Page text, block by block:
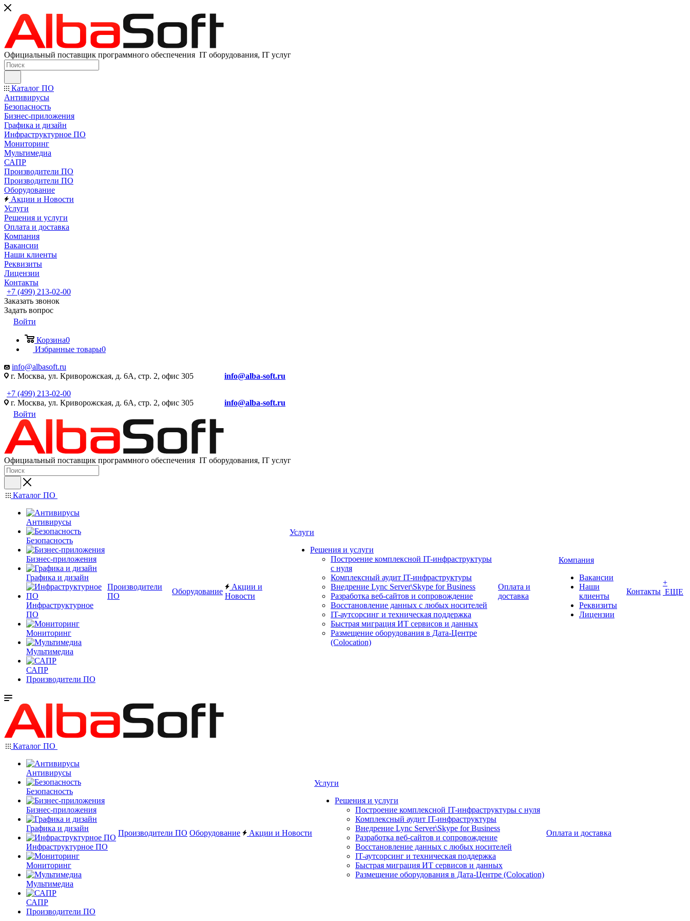
Официальный поставщик программного обеспечения IT оборудования, IT услуг
Каталог ПО
Антивирусы
Безопасность
Бизнес-приложения
Графика и дизайн
Инфраструктурное ПО
Мониторинг
Мультимедиа
САПР
Производители ПО
Производители ПО
Оборудование
Акции и Новости
Услуги
Решения и услуги
Оплата и доставка
Компания
Вакансии
Наши клиенты
Реквизиты
Лицензии
Контакты
+7 (499) 213-02-00
Заказать звонок
Задать вопрос
Войти
Корзина0
Избранные товары0
info@albasoft.ru
г. Москва, ул. Криворожская, д. 6А, стр. 2, офис 305 info@alba-soft.ru
+7 (499) 213-02-00
г. Москва, ул. Криворожская, д. 6А, стр. 2, офис 305 info@alba-soft.ru
Войти
Официальный поставщик программного обеспечения IT оборудования, IT услуг
Каталог ПО
Антивирусы
Безопасность
Бизнес-приложения
Графика и дизайн
Инфраструктурное
ПО
Мониторинг
Мультимедиа
САПР
Производители ПО
Производители
ПО
Оборудование
Акции и
Новости
Услуги
Решения и услуги
Построение комплексной IT-инфраструктуры
с нуля
Комплексный аудит IT-инфраструктуры
Внедрение Lync Server\Skype for Business
Разработка веб-сайтов и сопровождение
Восстановление данных с любых носителей
IT-аутсорсинг и техническая поддержка
Быстрая миграция ИТ сервисов и данных
Размещение оборудования в Дата-Центре
(Colocation)
Оплата и
доставка
Компания
Вакансии
Наши
клиенты
Реквизиты
Лицензии
Контакты
+
ЕЩЕ
Каталог ПО
Антивирусы
Безопасность
Бизнес-приложения
Графика и дизайн
Инфраструктурное ПО
Мониторинг
Мультимедиа
САПР
Производители ПО
Производители ПО Оборудование Акции и Новости
Услуги
Решения и услуги
Построение комплексной IT-инфраструктуры с нуля
Комплексный аудит IT-инфраструктуры
Внедрение Lync Server\Skype for Business
Разработка веб-сайтов и сопровождение
Восстановление данных с любых носителей
IT-аутсорсинг и техническая поддержка
Быстрая миграция ИТ сервисов и данных
Размещение оборудования в Дата-Центре (Colocation)
Оплата и доставка